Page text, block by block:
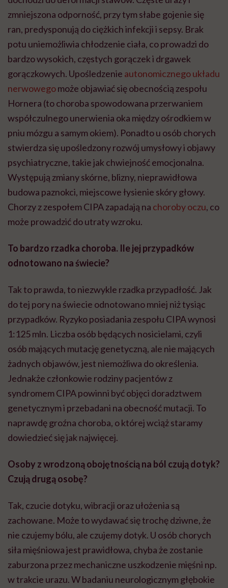
zmniejszona odporność, przy tym słabe gojenie się
ran, predysponują do ciężkich infekcji i sepsy. Brak
potu uniemożliwia chłodzenie ciała, co prowadzi do
bardzo wysokich, częstych gorączek i drgawek
gorączkowych. Upośledzenie autonomicznego układu
nerwowegomoże objawiać się obecnością zespołu
Hornera (to choroba spowodowana przerwaniem
współczulnego unerwienia oka między ośrodkiem w
pniu mózgu a samym okiem). Ponadto u osób chorych
stwierdza się upośledzony rozwój umysłowy i objawy
psychiatryczne, takie jak chwiejność emocjonalna.
Występują zmiany skórne, blizny, nieprawidłowa
budowa paznokci, miejscowe łysienie skóry głowy.
Chorzy z zespołem CIPA zapadają na choroby oczu, co
może prowadzić do utraty wzroku.
To bardzo rzadka choroba. Ile jej przypadków
odnotowano na świecie?
Tak to prawda, to niezwykle rzadka przypadłość. Jak
do tej pory na świecie odnotowano mniej niż tysiąc
przypadków. Ryzyko posiadania zespołu CIPA wynosi
1:125 mln. Liczba osób będących nosicielami, czyli
osób mających mutację genetyczną, ale nie mających
żadnych objawów, jest niemożliwa do określenia.
Jednakże członkowie rodziny pacjentów z
syndromem CIPA powinni być objęci doradztwem
genetycznym i przebadani na obecność mutacji. To
naprawdę groźna choroba, o której wciąż staramy
dowiedzieć się jak najwięcej.
Osoby z wrodzoną obojętnością na ból czują dotyk?
Czują drugą osobę?
Tak, czucie dotyku, wibracji oraz ułożenia są
zachowane. Może to wydawać się trochę dziwne, że
nie czujemy bólu, ale czujemy dotyk. U osób chorych
siła mięśniowa jest prawidłowa, chyba że zostanie
zaburzona przez mechaniczne uszkodzenie mięśni np.
w trakcie urazu. W badaniu neurologicznym głębokie